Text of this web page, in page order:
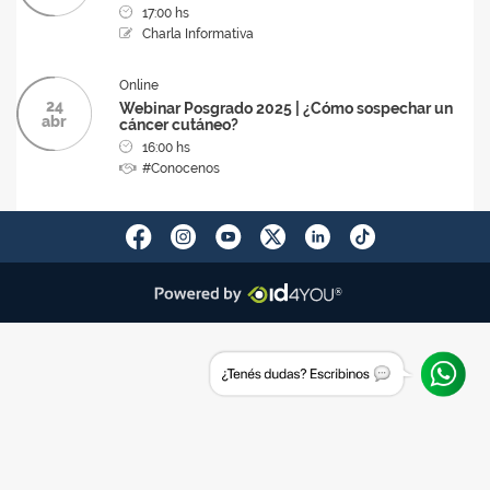
17:00 hs
Charla Informativa
24
abr
Online
Webinar Posgrado 2025 | ¿Cómo sospechar un
cáncer cutáneo?
16:00 hs
#Conocenos